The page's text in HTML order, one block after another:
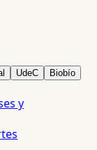
UdeC Biobío
y